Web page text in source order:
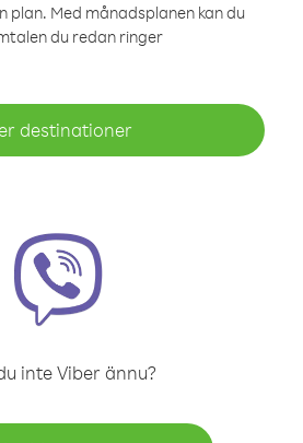
plan. Med månadsplanen kan du
du redan ringer
destinationer
inte Viber ännu?